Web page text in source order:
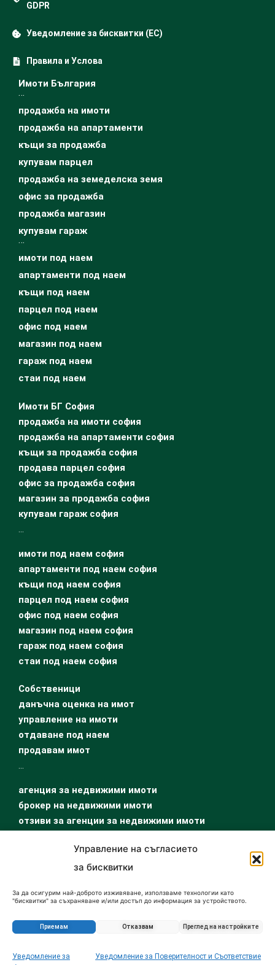
Управление на съгласието
за бисквитки
За да осигурим най-доброто изживяване, използваме технологии като
"бисквитки" за съхраняване и/или достъп до информация за устройството.
Несъгласието или оттеглянето на съгласието може да се отрази
неблагоприятно на определени функции и характеристики.
Приемам Отказвам Преглед на настройките
Уведомление за
Уведомление за Поверителност и Съответствие
GDPR
Уведомление за бисквитки (ЕС)
Правила и Услова
Имоти България
…
продажба на имоти
продажба на апартаменти
къщи за продажба
купувам парцел
продажба на земеделска земя
офис за продажба
продажба магазин
купувам гараж
…
имоти под наем
апартаменти под наем
къщи под наем
парцел под наем
офис под наем
магазин под наем
гараж под наем
стаи под наем
Имоти БГ София
продажба на имоти софия
продажба на апартаменти софия
къщи за продажба софия
продава парцел софия
офис за продажба софия
магазин за продажба софия
купувам гараж софия
…
имоти под наем софия
апартаменти под наем софия
къщи под наем софия
парцел под наем софия
офис под наем софия
магазин под наем софия
гараж под наем софия
стаи под наем софия
Собственици
данъчна оценка на имот
управление на имоти
отдаване под наем
продавам имот
…
агенция за недвижими имоти
брокер на недвижими имоти
отзиви за агенции за недвижими имоти
© 2026 All Rights Reserved | BulgarIMOT.bg |